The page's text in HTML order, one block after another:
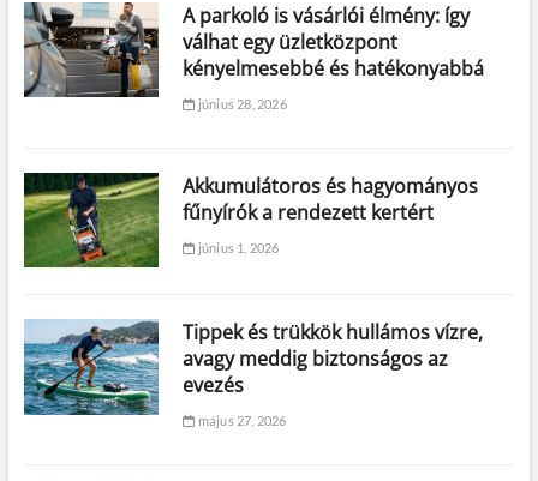
A parkoló is vásárlói élmény: így
válhat egy üzletközpont
kényelmesebbé és hatékonyabbá
június 28, 2026
Akkumulátoros és hagyományos
fűnyírók a rendezett kertért
június 1, 2026
Tippek és trükkök hullámos vízre,
avagy meddig biztonságos az
evezés
május 27, 2026